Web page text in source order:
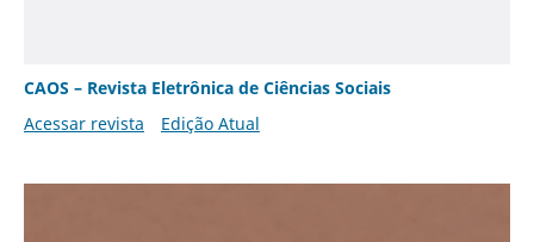
CAOS – Revista Eletrônica de Ciências Sociais
Acessar revista
Edição Atual